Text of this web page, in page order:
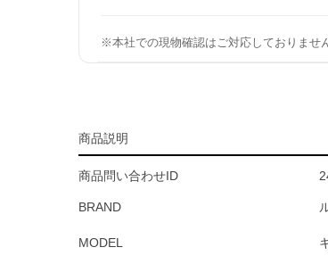
※本社での現物確認はご対応しておりませ
商品説明
商品問い合わせID
BRAND
MODEL